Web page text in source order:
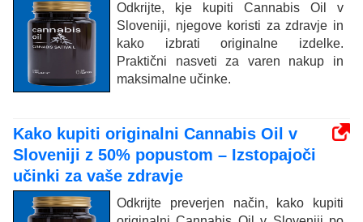
Odkrijte, kje kupiti Cannabis Oil v
Sloveniji, njegove koristi za zdravje in
kako izbrati originalne izdelke.
Praktični nasveti za varen nakup in
maksimalne učinke.
Kako kupiti originalni Cannabis Oil v
Sloveniji z 50% popustom – Izstopajoči
učinki za vaše zdravje
Odkrijte preverjen način, kako kupiti